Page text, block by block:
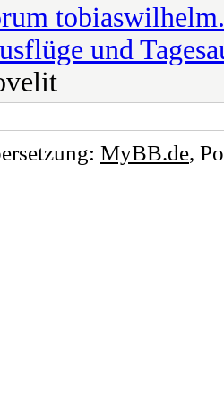
und
MyBB.de,